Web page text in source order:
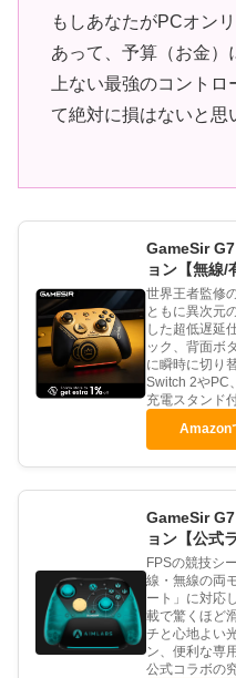
もしあなたがPCオン
あって、予算（お金）
上ない最強のコント
て絶対に損はないと思
GameSir
ョン【無線/
世界王者監修
ともに異次元
した超低遅延
ック、背面ボ
に瞬時に切り
Switch 2やPC
充電スタンド
Amazon
GameSir
ョン【公式
FPSの競技シ
線・無線の両
ート」に対応
載で驚くほど
チと心地よい
ン、便利な専
公式コラボの